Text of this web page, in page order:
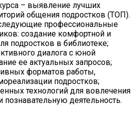
– выявление лучших
общения подростков (ТОП).
профессиональные
создание комфортной и
подростков в библиотеке;
диалога с юной
ее актуальных запросов;
форматов работы,
подростков;
технологий для вовлечения
деятельность.